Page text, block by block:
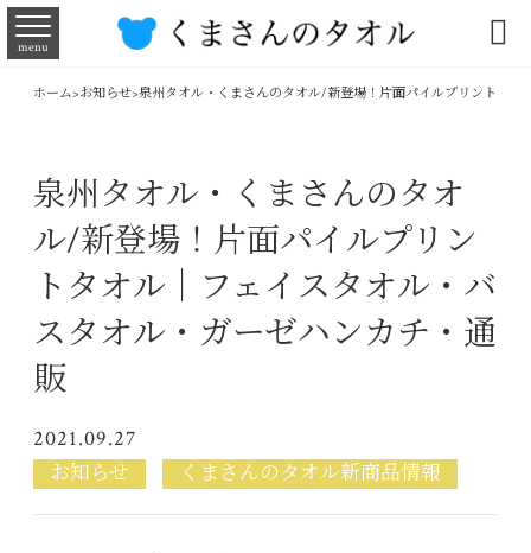
menu 
ホーム>お知らせ>泉州タオル・くまさんのタオル/新登場！片面パイルプリントタ
泉州タオル・くまさんのタオ
ル/新登場！片面パイルプリン
トタオル｜フェイスタオル・バ
スタオル・ガーゼハンカチ・通
販
2021.09.27
お知らせ くまさんのタオル新商品情報